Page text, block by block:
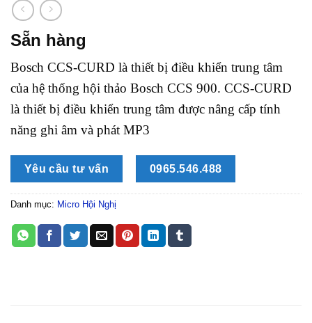
Sẵn hàng
Bosch CCS-CURD là thiết bị điều khiển trung tâm
của hệ thống hội thảo Bosch CCS 900. CCS-CURD
là thiết bị điều khiển trung tâm được nâng cấp tính
năng ghi âm và phát MP3
Yêu cầu tư vấn 0965.546.488
Danh mục: Micro Hội Nghị